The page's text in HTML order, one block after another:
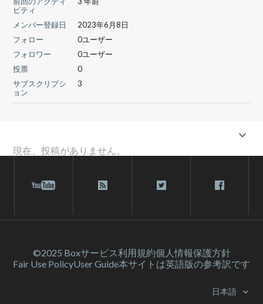
ビティ
メンバー登録日
2023年6月8日
フォロー
0ユーザー
フォロワー
0ユーザー
投票
0
サブスクリプシ
ョン
3
現在、投稿がありません。
©2025 Boxサービス利⽤規約個人情報保護方針
Fair Use PolicyUser Guide本サイトは英語版の参考訳です
日本語